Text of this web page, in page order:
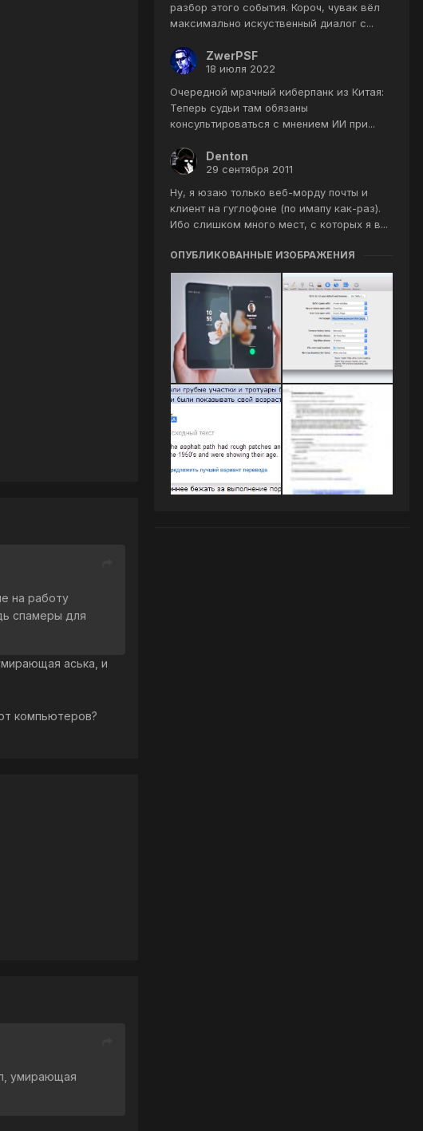
на работу
спамеры для
аська, и
компьютеров?
умирающая
разбор этого события. Короч, чувак вёл
максимально искуственный диалог с...
ZwerPSF
18 июля 2022
Очередной мрачный киберпанк из Китая:
Теперь судьи там обязаны
консультироваться с мнением ИИ при...
Denton
29 сентября 2011
Ну, я юзаю только веб-морду почты и
клиент на гуглофоне (по имапу как-раз).
Ибо слишком много мест, с которых я в...
ОПУБЛИКОВАННЫЕ ИЗОБРАЖЕНИЯ